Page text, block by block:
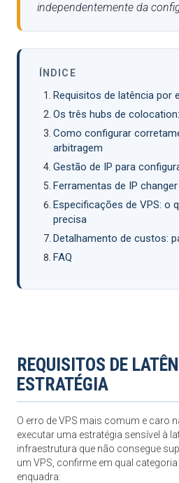
independentemente da
ÍNDICE
Requisitos de latência por
Os três hubs de
Como configurar
arbitragem
Gestão de IP para
Ferramentas de IP
Especificações de VPS: o
precisa
Detalhamento de custos:
FAQ
REQUISITOS DE
ESTRATÉGIA
O erro de VPS mais comum e caro
executar uma estratégia sensível à
infraestrutura que não consegue
um VPS, confirme em qual
enquadra: